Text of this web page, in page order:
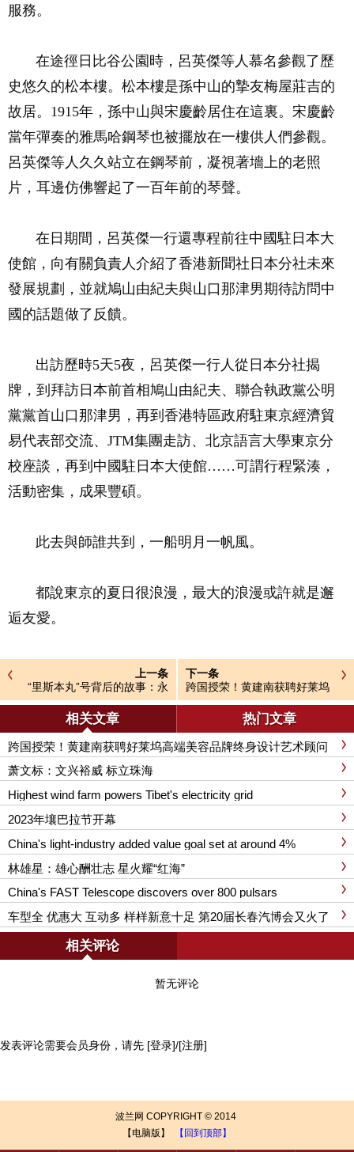
服務。
在途徑日比谷公園時，呂英傑等人慕名參觀了歷
史悠久的松本樓。松本樓是孫中山的摯友梅屋莊吉的
故居。1915年，孫中山與宋慶齡居住在這裏。宋慶齡
當年彈奏的雅馬哈鋼琴也被擺放在一樓供人們參觀。
呂英傑等人久久站立在鋼琴前，凝視著墻上的老照
片，耳邊仿佛響起了一百年前的琴聲。
在日期間，呂英傑一行還專程前往中國駐日本大
使館，向有關負責人介紹了香港新聞社日本分社未來
發展規劃，並就鳩山由紀夫與山口那津男期待訪問中
國的話題做了反饋。
出訪歷時5天5夜，呂英傑一行人從日本分社揭
牌，到拜訪日本前首相鳩山由紀夫、聯合執政黨公明
黨黨首山口那津男，再到香港特區政府駐東京經濟貿
易代表部交流、JTM集團走訪、北京語言大學東京分
校座談，再到中國駐日本大使館……可謂行程緊湊，
活動密集，成果豐碩。
此去與師誰共到，一船明月一帆風。
都說東京的夏日很浪漫，最大的浪漫或許就是邂
逅友愛。
上一条
“里斯本丸”号背后的故事：永
不沉没的情谊
下一条
跨国授荣！黄建南获聘好莱坞
高端美容品牌终身设计艺术顾
相关文章 热门文章
跨国授荣！黄建南获聘好莱坞高端美容品牌终身设计艺术顾问
萧文标：文兴裕威 标立珠海
Highest wind farm powers Tibet's electricity grid
2023年壤巴拉节开幕
China's light-industry added value goal set at around 4%
林雄星：雄心酬壮志 星火耀“红海”
China's FAST Telescope discovers over 800 pulsars
车型全 优惠大 互动多 样样新意十足 第20届长春汽博会又火了
相关评论
暂无评论
发表评论需要会员身份，请先 [登录]/[注册]
波兰网 COPYRIGHT © 2014
【电脑版】
【回到顶部】